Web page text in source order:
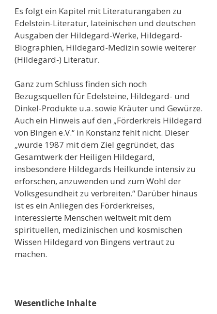
Es folgt ein Kapitel mit Literaturangaben zu
Edelstein-Literatur, lateinischen und deutschen
Ausgaben der Hildegard-Werke, Hildegard-
Biographien, Hildegard-Medizin sowie weiterer
(Hildegard-) Literatur.
Ganz zum Schluss finden sich noch
Bezugsquellen für Edelsteine, Hildegard- und
Dinkel-Produkte u.a. sowie Kräuter und Gewürze.
Auch ein Hinweis auf den „Förderkreis Hildegard
von Bingen e.V.“ in Konstanz fehlt nicht. Dieser
„wurde 1987 mit dem Ziel gegründet, das
Gesamtwerk der Heiligen Hildegard,
insbesondere Hildegards Heilkunde intensiv zu
erforschen, anzuwenden und zum Wohl der
Volksgesundheit zu verbreiten.“ Darüber hinaus
ist es ein Anliegen des Förderkreises,
interessierte Menschen weltweit mit dem
spirituellen, medizinischen und kosmischen
Wissen Hildegard von Bingens vertraut zu
machen.
Wesentliche Inhalte